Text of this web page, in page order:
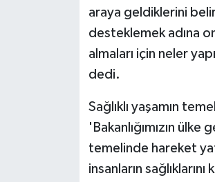
araya geldiklerini
desteklemek adına
almaları için neler
dedi.
Sağlıklı yaşamın
'Bakanlığımızın
temelinde hareket
insanların
TEKNOLOJİ